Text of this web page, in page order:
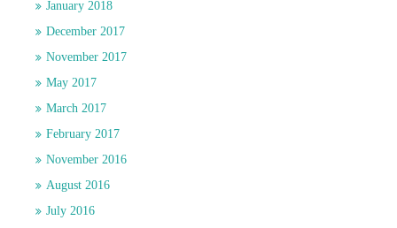
January 2018
December 2017
November 2017
May 2017
March 2017
February 2017
November 2016
August 2016
July 2016